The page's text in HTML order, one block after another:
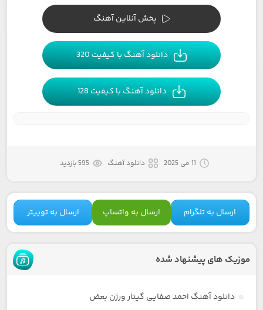
پخش آنلاین آهنگ
دانلود آهنگ با کیفیت 320
دانلود آهنگ با کیفیت 128
11 می 2025 دانلود آهنگ 595 بازدید
ارسال به تلگرام ارسال به واتساپ ارسال به توییتر
موزیک های پیشنهاد شده
دانلود آهنگ احمد صفایی گیتار ورژن بعض